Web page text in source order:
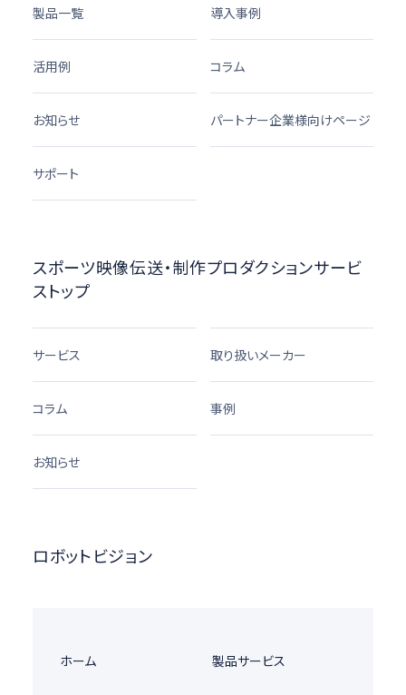
製品一覧 導入事例
活用例 コラム
お知らせ パートナー企業様向けページ
サポート
スポーツ映像伝送・制作プロダクションサービ
ストップ
サービス 取り扱いメーカー
コラム 事例
お知らせ
ロボットビジョン
ホーム 製品サービス